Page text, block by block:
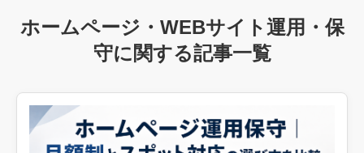
ホームページ・WEBサイト運用・保
守に関する記事一覧